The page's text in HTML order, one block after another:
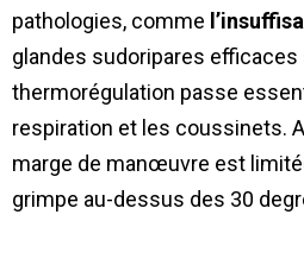
pathologies, comme
glandes sudoripares
thermorégulation passe
respiration et les coussinets.
marge de manœuvre est
grimpe au-dessus des 30